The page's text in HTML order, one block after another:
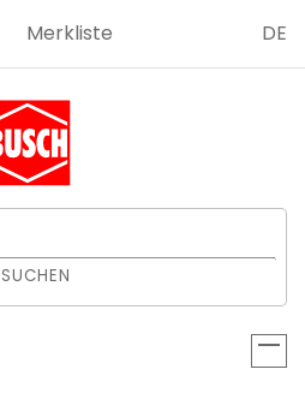
Merkliste DE
SUCHEN